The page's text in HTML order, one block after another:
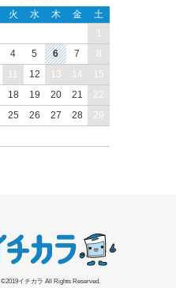
火 水 木 金
土
4 5 6 7 8
12 13 14 15
18 19 20 21 22
25 26 27 28 29
©2019イチカラ All Rights Reserved.